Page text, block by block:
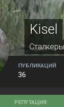
Kisel
Сталкеры
ПУБЛИКАЦИЙ
36
РЕПУТАЦИЯ